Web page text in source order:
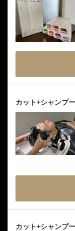
カット+シャンプ
カット+シャンプー